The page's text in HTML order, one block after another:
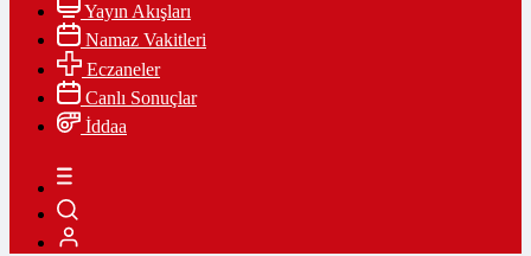
Yayın Akışları
Namaz Vakitleri
Eczaneler
Canlı Sonuçlar
İddaa